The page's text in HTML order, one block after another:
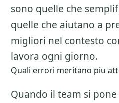
sono quelle che
quelle che aiutano a
migliori nel contesto
lavora ogni giorno.
Quali errori meritano piu
Quando il team si